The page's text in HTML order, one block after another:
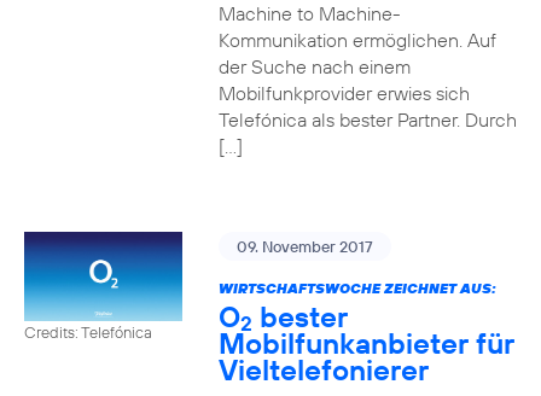
Machine to Machine-
Kommunikation ermöglichen. Auf
der Suche nach einem
Mobilfunkprovider erwies sich
Telefónica als bester Partner. Durch
[…]
Credits: Telefónica
09. November 2017
WIRTSCHAFTSWOCHE ZEICHNET AUS:
O2 bester
Mobilfunkanbieter für
Vieltelefonierer